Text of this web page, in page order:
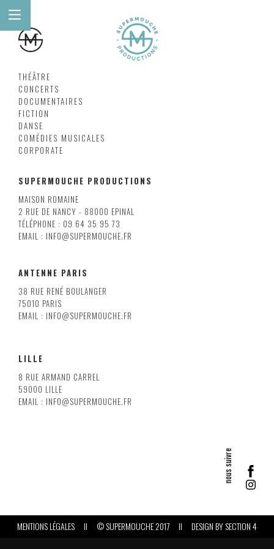
THÉÂTRE
CONCERTS
DOCUMENTAIRES
FICTION
DANSE
COMÉDIES MUSICALES
CORPORATE
SUPERMOUCHE PRODUCTIONS
MAISON ROMAINE
2 RUE DE NANCY - 88000 EPINAL
TÉLÉPHONE : 09 64 35 95 73
EMAIL : INFO@SUPERMOUCHE.FR
ANTENNE PARIS
38 RUE RENÉ BOULANGER
75010 PARIS
EMAIL : INFO@SUPERMOUCHE.FR
LILLE
8 RUE ARMAND CARREL
59000 LILLE
EMAIL : INFO@SUPERMOUCHE.FR
MENTIONS LÉGALES II © SUPERMOUCHE 2017 II DESIGN BYSECTION 4